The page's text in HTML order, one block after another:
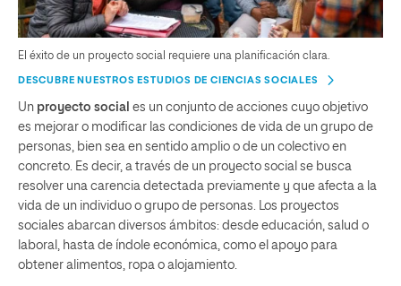
El éxito de un proyecto social requiere una planificación clara.
DESCUBRE NUESTROS ESTUDIOS DE CIENCIAS SOCIALES
Un proyecto social es un conjunto de acciones cuyo objetivo
es mejorar o modificar las condiciones de vida de un grupo de
personas, bien sea en sentido amplio o de un colectivo en
concreto. Es decir, a través de un proyecto social se busca
resolver una carencia detectada previamente y que afecta a la
vida de un individuo o grupo de personas. Los proyectos
sociales abarcan diversos ámbitos: desde educación, salud o
laboral, hasta de índole económica, como el apoyo para
obtener alimentos, ropa o alojamiento.